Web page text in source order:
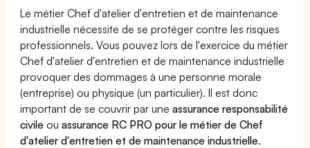
Le métier Chef d'atelier d'entretien et de maintenance
industrielle nécessite de se protéger contre les risques
professionnels. Vous pouvez lors de l'exercice du métier
Chef d'atelier d'entretien et de maintenance industrielle
provoquer des dommages à une personne morale
(entreprise) ou physique (un particulier). Il est donc
important de se couvrir par uneassurance responsabilité
civile ouassurance RC PRO pour le métier de Chef
d'atelier d'entretien et de maintenance industrielle.